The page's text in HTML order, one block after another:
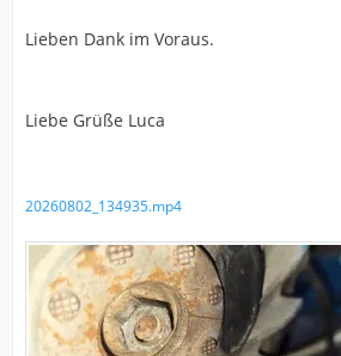
Lieben Dank im Voraus.
Liebe Grüße Luca
20260802_134935.mp4